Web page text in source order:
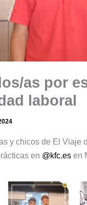
as por
laboral
y chicos de El Viaje
en @kfc.es en